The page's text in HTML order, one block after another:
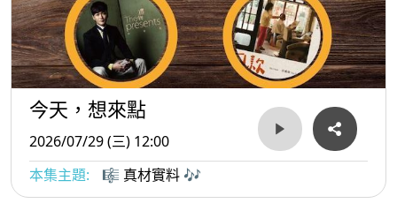
今天，想來點
2026/07/29 (三) 12:00
本集主題:
🎼 真材實料 🎶